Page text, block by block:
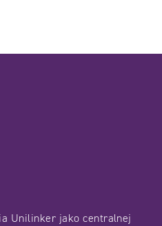
Unilinker jako centralnej